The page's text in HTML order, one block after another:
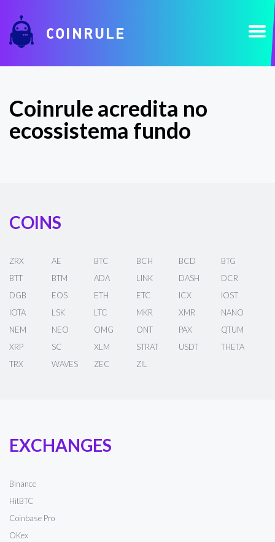
COINRULE
Coinrule acredita no
ecossistema fundo
EXCHANGES
Binance
HitBTC
Coinbase Pro
OKex
COINS
ZRX AE BTC BCH BCD
BTG
BTT
BTM ADA LINK DASH
DCR
DGB
EOS ETH ETC ICX
IOST
IOTA
LSK LTC MKR XMR
NANO
NEM
NEO OMG ONT PAX
QTUM
XRP
SC XLM STRAT USDT
THETA
TRX
WAVES ZEC ZIL